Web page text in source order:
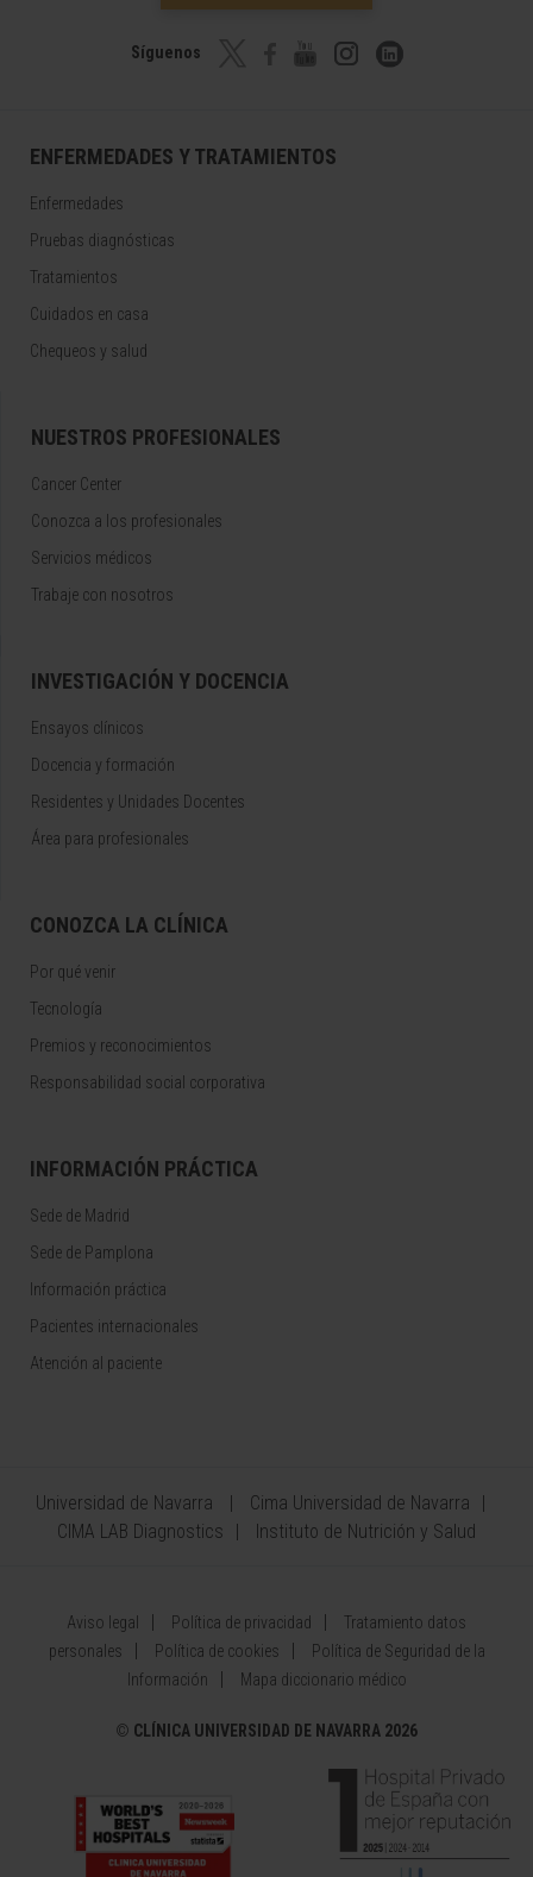
Síguenos
ENFERMEDADES Y TRATAMIENTOS
Enfermedades
Pruebas diagnósticas
Tratamientos
Cuidados en casa
Chequeos y salud
NUESTROS PROFESIONALES
Cancer Center
Conozca a los profesionales
Servicios médicos
Trabaje con nosotros
INVESTIGACIÓN Y DOCENCIA
Ensayos clínicos
Docencia y formación
Residentes y Unidades Docentes
Área para profesionales
CONOZCA LA CLÍNICA
Por qué venir
Tecnología
Premios y reconocimientos
Responsabilidad social corporativa
INFORMACIÓN PRÁCTICA
Sede de Madrid
Sede de Pamplona
Información práctica
Pacientes internacionales
Atención al paciente
Universidad de Navarra
Cima Universidad de Navarra
CIMA LAB Diagnostics
Instituto de Nutrición y Salud
Aviso legal Política de privacidad
Tratamiento datos
personales
Política de cookies
Política de Seguridad de la
Información
Mapa diccionario médico
© CLÍNICA UNIVERSIDAD DE NAVARRA 2026